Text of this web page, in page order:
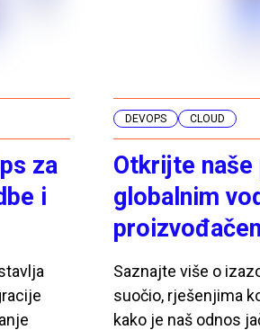
za
i
DEVOPS CLOUD
Otkrijte
globalnim
Saznajte više o
suočio, rješenjima
kako je naš odnos